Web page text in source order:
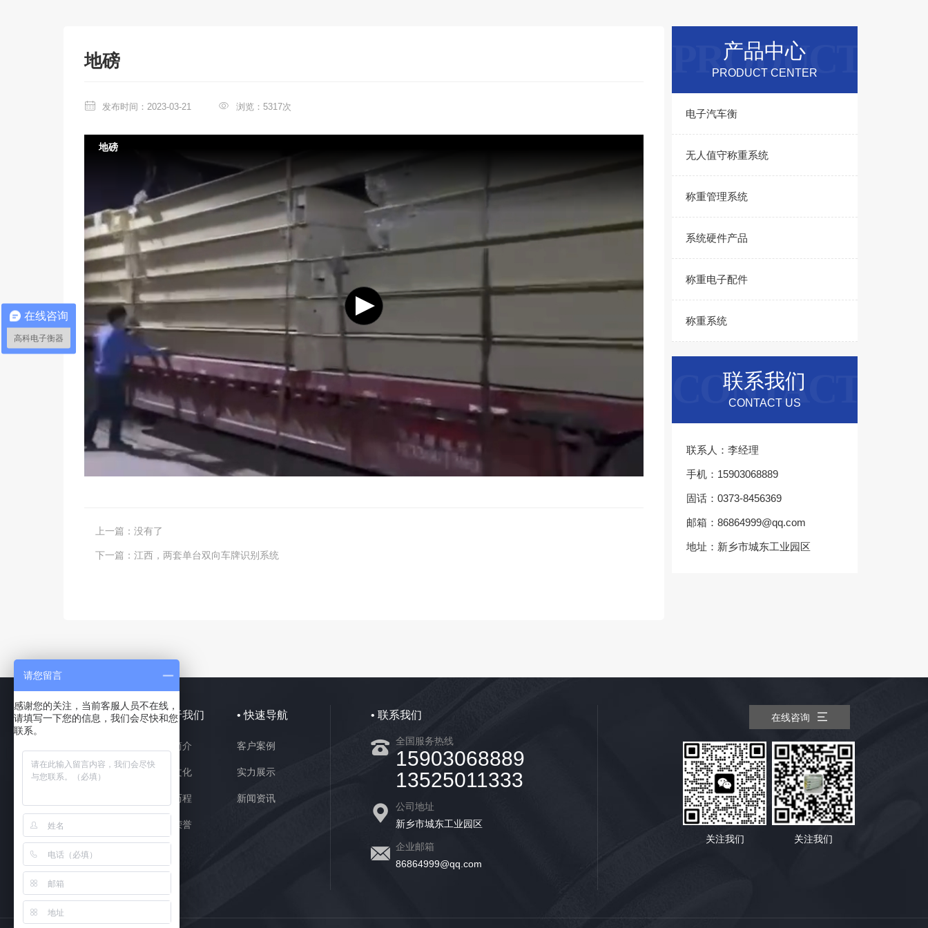
地磅
发布时间：2023-03-21 浏览：5317次
地磅
上一篇： 没有了
下一篇： 江西，两套单台双向车牌识别系统
产品中心
PRODUCT CENTER
PRODUCT
电子汽车衡
无人值守称重系统
称重管理系统
系统硬件产品
称重电子配件
称重系统
联系我们
CONTACT US
CONTACT
联系人：李经理
手机：15903068889
固话：0373-8456369
邮箱：86864999@qq.com
地址：新乡市城东工业园区
• 产品中心
无人值守称重系统
称重电子配件
• 关于我们
企业简介
企业文化
发展历程
资质荣誉
• 快速导航
客户案例
实力展示
新闻资讯
• 联系我们
全国服务热线
15903068889
13525011333
公司地址
新乡市城东工业园区
企业邮箱
86864999@qq.com
在线咨询
关注我们
关注我们
在线咨询
高科电子衡器
请您留言
感谢您的关注，当前客服人员不在线，
请填写一下您的信息，我们会尽快和您
联系。